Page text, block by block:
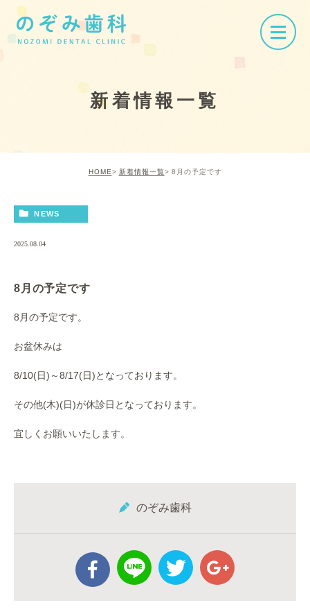
新着情報一覧
HOME 新着情報一覧 8月の予定です
NEWS
2025.08.04
8月の予定です
8月の予定です。
お盆休みは
8/10(日)～8/17(日)となっております。
その他(木)(日)が休診日となっております。
宜しくお願いいたします。
のぞみ歯科